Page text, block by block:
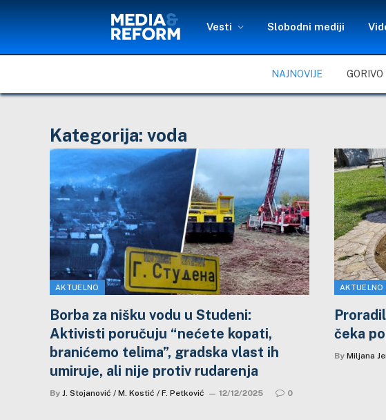
Vesti Slobodni mediji
NAJNOVIJE
Kategorija: voda
AKTUELNO
Borba za nišku vodu u Studeni:
Aktivisti poručuju “nećete kopati,
branićemo telima”, gradska vlast ih
umiruje, ali nije protiv rudarenja
By J. Stojanović / M. Kostić / F. Petković 12/12/2025 0
AKTUELNO
čeka
By Miljana